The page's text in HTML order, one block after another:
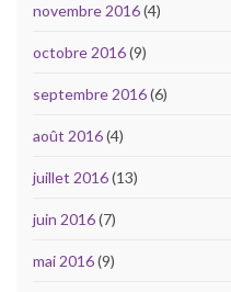
novembre 2016(4)
octobre 2016(9)
septembre 2016(6)
août 2016(4)
juillet 2016(13)
juin 2016(7)
mai 2016(9)